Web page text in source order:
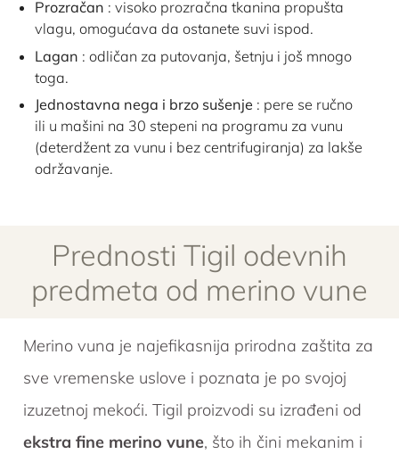
Prozračan : visoko prozračna tkanina propušta
vlagu, omogućava da ostanete suvi ispod.
Lagan : odličan za putovanja, šetnju i još mnogo
toga.
Jednostavna nega i brzo sušenje : pere se ručno
ili u mašini na 30 stepeni na programu za vunu
(deterdžent za vunu i bez centrifugiranja) za lakše
održavanje.
Prednosti Tigil odevnih
predmeta od merino vune
Merino vuna je najefikasnija prirodna zaštita za
sve vremenske uslove i poznata je po svojoj
izuzetnoj mekoći. Tigil proizvodi su izrađeni od
ekstra fine merino vune, što ih čini mekanim i